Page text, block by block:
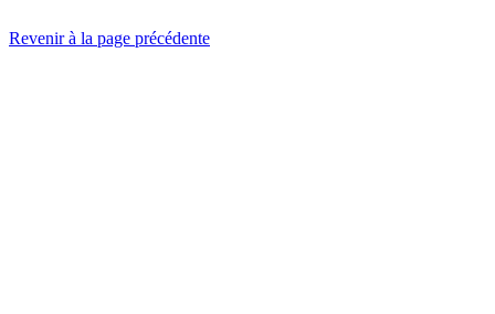
Revenir à la page précédente